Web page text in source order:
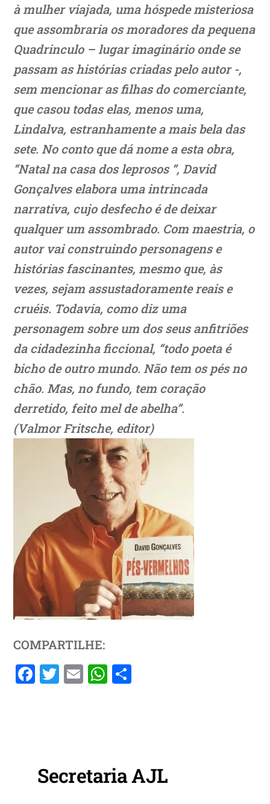
à mulher viajada, uma hóspede misteriosa
que assombraria os moradores da pequena
Quadrinculo – lugar imaginário onde se
passam as histórias criadas pelo autor -,
sem mencionar as filhas do comerciante,
que casou todas elas, menos uma,
Lindalva, estranhamente a mais bela das
sete. No conto que dá nome a esta obra,
“Natal na casa dos leprosos “, David
Gonçalves elabora uma intrincada
narrativa, cujo desfecho é de deixar
qualquer um assombrado. Com maestria, o
autor vai construindo personagens e
histórias fascinantes, mesmo que, às
vezes, sejam assustadoramente reais e
cruéis. Todavia, como diz uma
personagem sobre um dos seus anfitriões
da cidadezinha ficcional, “todo poeta é
bicho de outro mundo. Não tem os pés no
chão. Mas, no fundo, tem coração
derretido, feito mel de abelha”.
(Valmor Fritsche, editor)
COMPARTILHE:
F
o
o
T E W
p
p
Secretaria AJL